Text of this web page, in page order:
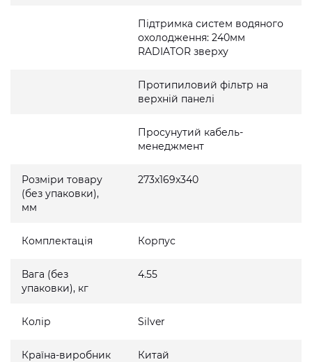
Підтримка систем водяного
охолодження: 240мм
RADIATOR зверху
Протипиловий фільтр на
верхній панелі
Просунутий кабель-
менеджмент
Розміри товару
(без упаковки),
мм
273x169x340
Комплектація Корпус
Вага (без
упаковки), кг
4.55
Колір Silver
Країна-виробник
Китай